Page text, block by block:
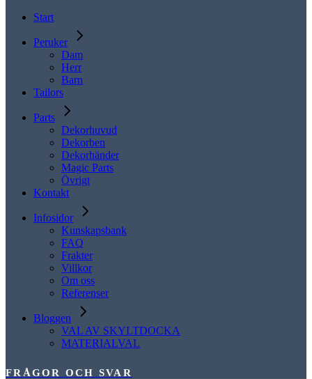
Start
Peruker
Dam
Herr
Barn
Tailors
Parts
Dekorhuvud
Dekorben
Dekorhänder
Magic Parts
Övrigt
Kontakt
Infosidor
Kunskapsbank
FAQ
Frakter
Villkor
Om oss
Referenser
Bloggen
VAL AV SKYLTDOCKA
MATERIALVAL
FRÅGOR OCH SVAR